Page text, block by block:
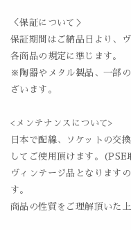
＜保証について＞
保証期間はご納品日より、
各商品の規定に準じます。
※陶器やメタル製品、一部
ざいます。
<メンテナンスについて>
日本で配線、ソケットの交
してご使用頂けます。(PSE
ヴィンテージ品となります
す。
商品の性質をご理解頂いた